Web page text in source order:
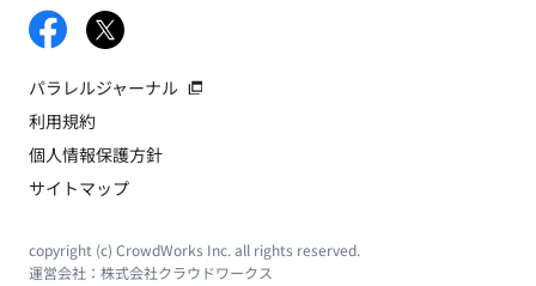
パラレルジャーナル
利用規約
個人情報保護方針
サイトマップ
copyright (c) CrowdWorks Inc. all rights reserved.
運営会社： 株式会社クラウドワークス